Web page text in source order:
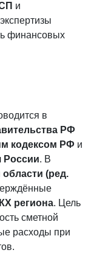
и
финансовых
в
РФ
кодексом РФ и
России. В
(ред.
региона. Цель
сметной
расходы при